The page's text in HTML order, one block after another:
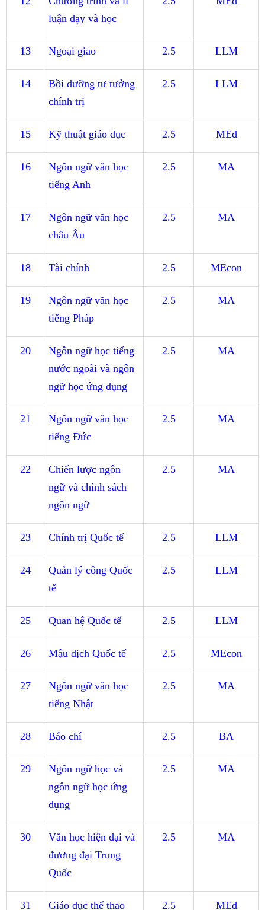
luận dạy và học
13 Ngoại giao 2.5 LLM
14
Bồi dưỡng tư tưởng
chính trị
2.5 LLM
15 Kỹ thuật giáo dục 2.5 MEd
16
Ngôn ngữ văn học
tiếng Anh
2.5 MA
17
Ngôn ngữ văn học
châu Âu
2.5 MA
18 Tài chính 2.5 MEcon
19
Ngôn ngữ văn học
tiếng Pháp
2.5 MA
20
Ngôn ngữ học tiếng
nước ngoài và ngôn
ngữ học ứng dụng
2.5 MA
21
Ngôn ngữ văn học
tiếng Đức
2.5 MA
22
Chiến lược ngôn
ngữ và chính sách
ngôn ngữ
2.5 MA
23 Chính trị Quốc tế 2.5 LLM
24
Quản lý công Quốc
tế
2.5 LLM
25 Quan hệ Quốc tế 2.5 LLM
26 Mậu dịch Quốc tế 2.5 MEcon
27
Ngôn ngữ văn học
tiếng Nhật
2.5 MA
28 Báo chí 2.5 BA
29
Ngôn ngữ học và
ngôn ngữ học ứng
dụng
2.5 MA
30
Văn học hiện đại và
đương đại Trung
Quốc
2.5 MA
31 Giáo dục thể thao 2.5 MEd